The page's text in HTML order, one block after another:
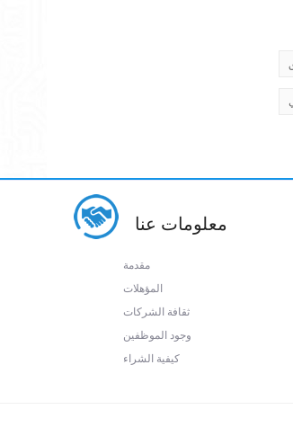
معلومات عنا
مقدمة
المؤهلات
ثقافة الشركات
وجود الموظفين
كيفية الشراء